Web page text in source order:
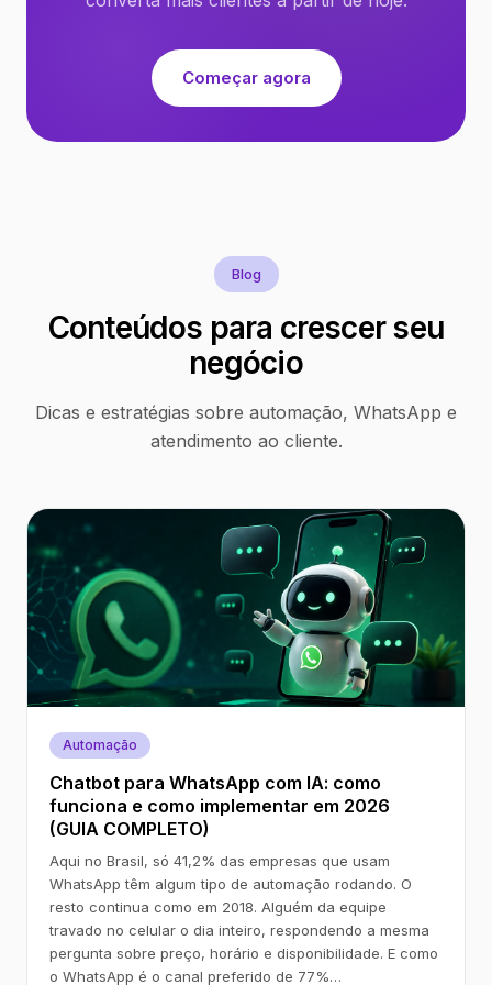
Começar agora
Blog
Conteúdos para crescer seu
negócio
Dicas e estratégias sobre automação, WhatsApp e
atendimento ao cliente.
Automação
Chatbot para WhatsApp com IA: como
funciona e como implementar em 2026
(GUIA COMPLETO)
Aqui no Brasil, só 41,2% das empresas que usam
WhatsApp têm algum tipo de automação rodando. O
resto continua como em 2018. Alguém da equipe
travado no celular o dia inteiro, respondendo a mesma
pergunta sobre preço, horário e disponibilidade. E como
o WhatsApp é o canal preferido de 77%…